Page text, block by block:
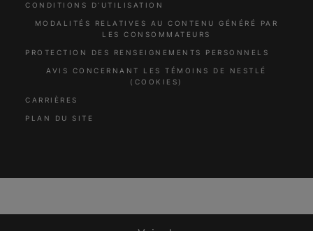
CONDITIONS D’UTILISATION
MODALITÉS RELATIVES AU CONTENU GÉNÉRÉ PAR
LES CONSOMMATEURS
PROTECTION DES RENSEIGNEMENTS PERSONNELS
AVIS CONCERNANT LES TÉMOINS DE NESTLÉ
(COOKIES)
CARRIÈRES
PLAN DU SITE